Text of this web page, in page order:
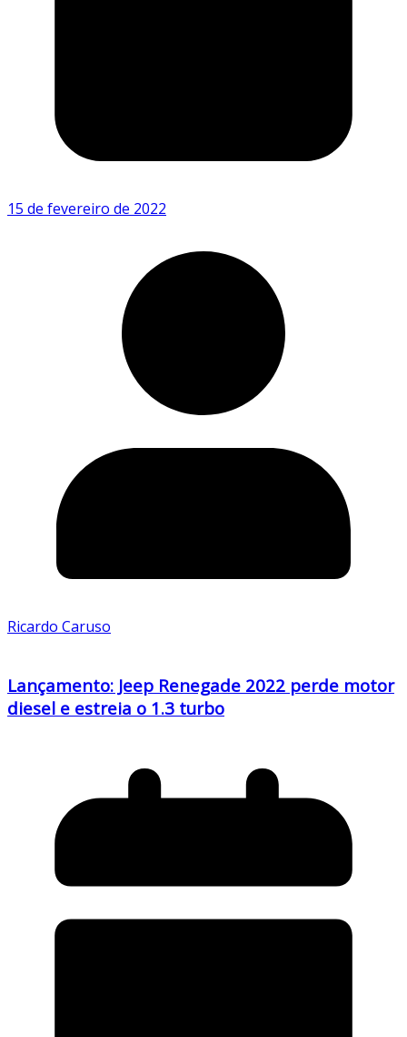
15 de fevereiro de 2022
Ricardo Caruso
Lançamento: Jeep Renegade 2022 perde motor
diesel e estreia o 1.3 turbo